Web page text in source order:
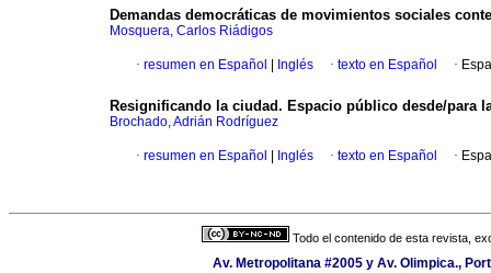
Demandas democráticas de movimientos sociales
Mosquera, Carlos Riádigos
· resumen en Español Inglés · texto en Español ·
Resignificando la ciudad. Espacio público desde/para
Brochado, Adrián Rodríguez
· resumen en Español Inglés · texto en Español ·
Todo el contenido de esta revista,
Av. Metropolitana #2005 y Av. Olimpica.,